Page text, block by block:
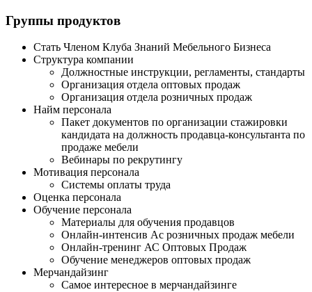
Группы продуктов
Стать Членом Клуба Знаний Мебельного Бизнеса
Структура компании
Должностные инструкции, регламенты, стандарты
Организация отдела оптовых продаж
Организация отдела розничных продаж
Найм персонала
Пакет документов по организации стажировки
кандидата на должность продавца-консультанта по
продаже мебели
Вебинары по рекрутингу
Мотивация персонала
Системы оплаты труда
Оценка персонала
Обучение персонала
Материалы для обучения продавцов
Онлайн-интенсив Ас розничных продаж мебели
Онлайн-тренинг АС Оптовых Продаж
Обучение менеджеров оптовых продаж
Мерчандайзинг
Самое интересное в мерчандайзинге